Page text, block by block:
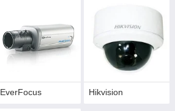
EverFocus Hikvision